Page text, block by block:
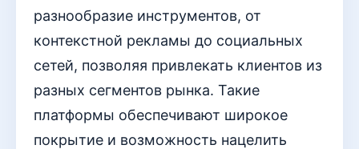
разнообразие инструментов, от
контекстной рекламы до социальных
сетей, позволяя привлекать клиентов из
разных сегментов рынка. Такие
платформы обеспечивают широкое
покрытие и возможность нацелить